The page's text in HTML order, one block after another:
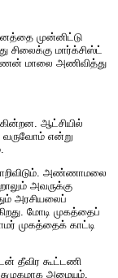
முன்னிட்டு
மார்க்சிஸ்ட்
மாலை அணிவித்து
ஆட்சியில்
வருவோம் என்று
அண்ணாமலை
அவருக்கு
அரசியலைப்
மோடி முகத்தைப்
முகத்தைக் காட்டி
தீவிர கூட்டணி
அமையும்.